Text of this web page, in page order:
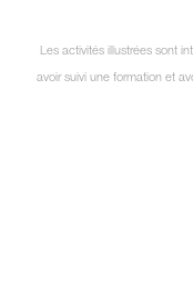
Les activités illustrées sont
avoir suivi une formation et